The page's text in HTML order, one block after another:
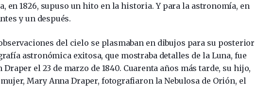
en 1826, supuso un hito en la historia. Y para la astronomía, en
y un después.
del cielo se plasmaban en dibujos para su posterior
astronómica exitosa, que mostraba detalles de la Luna, fue
el 23 de marzo de 1840. Cuarenta años más tarde, su hijo,
Mary Anna Draper, fotografiaron la Nebulosa de Orión, el